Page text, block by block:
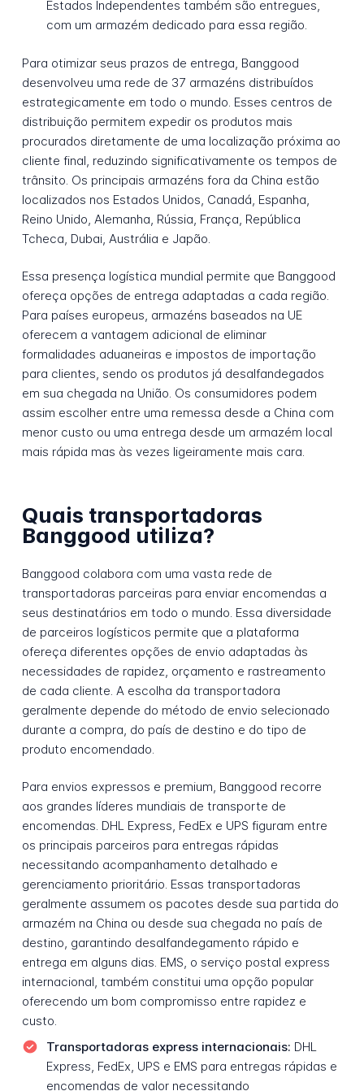
Estados Independentes também são entregues,
com um armazém dedicado para essa região.
Para otimizar seus prazos de entrega, Banggood
desenvolveu uma rede de 37 armazéns distribuídos
estrategicamente em todo o mundo. Esses centros de
distribuição permitem expedir os produtos mais
procurados diretamente de uma localização próxima ao
cliente final, reduzindo significativamente os tempos de
trânsito. Os principais armazéns fora da China estão
localizados nos Estados Unidos, Canadá, Espanha,
Reino Unido, Alemanha, Rússia, França, República
Tcheca, Dubai, Austrália e Japão.
Essa presença logística mundial permite que Banggood
ofereça opções de entrega adaptadas a cada região.
Para países europeus, armazéns baseados na UE
oferecem a vantagem adicional de eliminar
formalidades aduaneiras e impostos de importação
para clientes, sendo os produtos já desalfandegados
em sua chegada na União. Os consumidores podem
assim escolher entre uma remessa desde a China com
menor custo ou uma entrega desde um armazém local
mais rápida mas às vezes ligeiramente mais cara.
Quais transportadoras
Banggood utiliza?
Banggood colabora com uma vasta rede de
transportadoras parceiras para enviar encomendas a
seus destinatários em todo o mundo. Essa diversidade
de parceiros logísticos permite que a plataforma
ofereça diferentes opções de envio adaptadas às
necessidades de rapidez, orçamento e rastreamento
de cada cliente. A escolha da transportadora
geralmente depende do método de envio selecionado
durante a compra, do país de destino e do tipo de
produto encomendado.
Para envios expressos e premium, Banggood recorre
aos grandes líderes mundiais de transporte de
encomendas. DHL Express, FedEx e UPS figuram entre
os principais parceiros para entregas rápidas
necessitando acompanhamento detalhado e
gerenciamento prioritário. Essas transportadoras
geralmente assumem os pacotes desde sua partida do
armazém na China ou desde sua chegada no país de
destino, garantindo desalfandegamento rápido e
entrega em alguns dias. EMS, o serviço postal express
internacional, também constitui uma opção popular
oferecendo um bom compromisso entre rapidez e
custo.
Transportadoras express internacionais: DHL
Express, FedEx, UPS e EMS para entregas rápidas e
encomendas de valor necessitando